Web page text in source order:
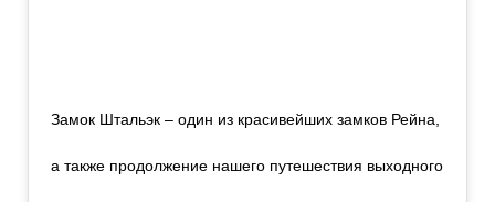
Замок Штальэк – один из красивейших замков Рейна,
а также продолжение нашего путешествия выходного